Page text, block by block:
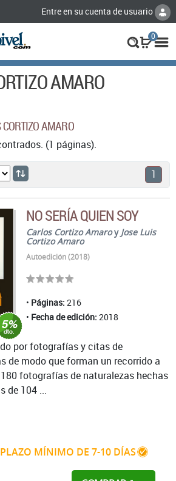
Entre en su cuenta de usuario
0
AMARO
AMARO
(1 páginas).
1
NO SERÍA QUIEN SOY
Carlos Cortizo Amaroy Jose Luis
Cortizo Amaro
Autoedición (2018)
Páginas: 216
Fecha de edición: 2018
MÍNIMO DE 7-10 DÍAS
por fotografías y citas de
de modo que forman un recorrido a
fotografías de naturalezas hechas
de 104 ...